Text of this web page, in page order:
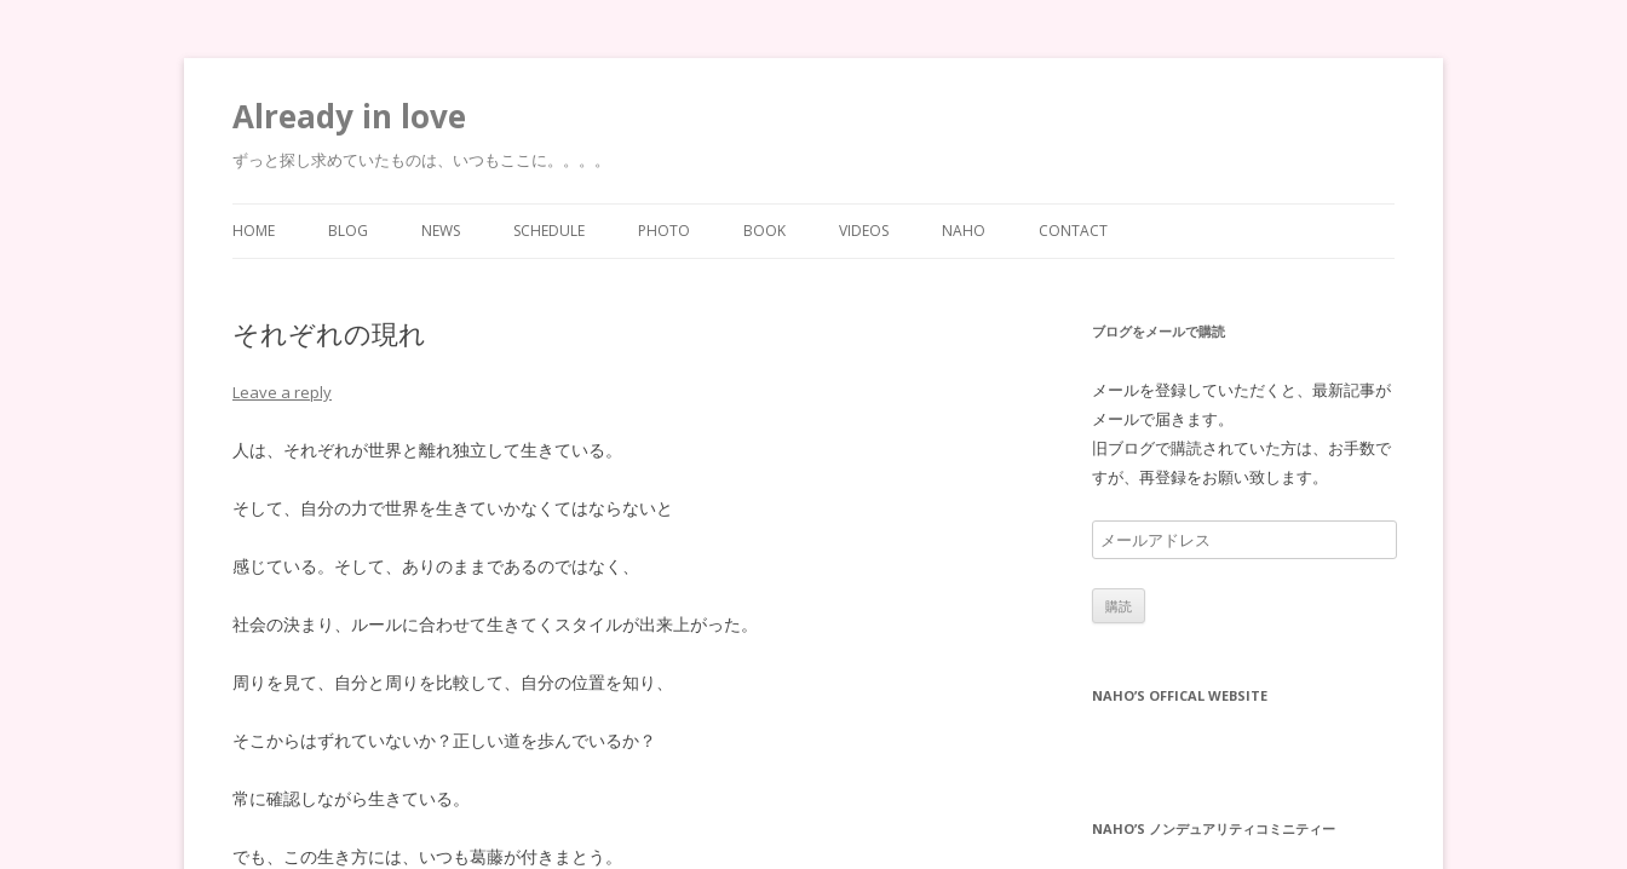
Already in love
ずっと探し求めていたものは、いつもここに。。。。
HOME BLOG NEWS SCHEDULE PHOTO BOOK VIDEOS NAHO CONTACT
それぞれの現れ
Leave a reply
人は、それぞれが世界と離れ独立して生きている。
そして、自分の力で世界を生きていかなくてはならないと
感じている。そして、ありのままであるのではなく、
社会の決まり、ルールに合わせて生きてくスタイルが出来上がった。
周りを見て、自分と周りを比較して、自分の位置を知り、
そこからはずれていないか？正しい道を歩んでいるか？
常に確認しながら生きている。
でも、この生き方には、いつも葛藤が付きまとう。
ブログをメールで購読
メールを登録していただくと、最新記事が
メールで届きます。
旧ブログで購読されていた方は、お手数で
すが、再登録をお願い致します。
メ
ー
ル
ア
NAHO’S OFFICAL WEBSITE
NAHO’S ノンデュアリティコミニティー